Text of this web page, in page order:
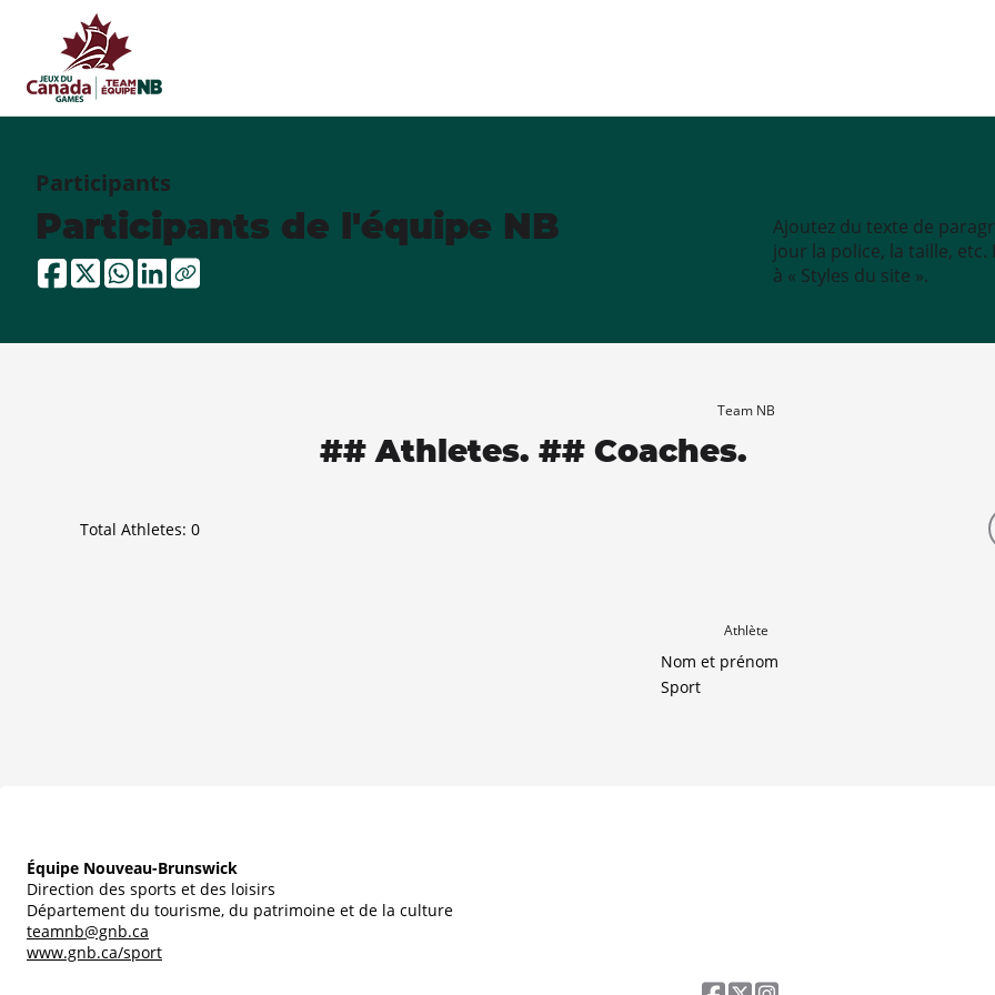
Participants
Participants de l'équipe NB
Ajoutez du texte de
jour la police, la taille,
à « Styles du site ».
Team NB
## Athletes. ## Coaches.
Total Athletes: 0
Athlète
Nom et prénom
Sport
Équipe Nouveau-Brunswick
Direction des sports et des loisirs
Département du tourisme, du patrimoine et de la culture
teamnb@gnb.ca
www.gnb.ca/sport